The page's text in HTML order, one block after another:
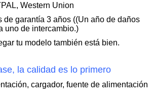
Western Union
de garantía 3 años ((Un año de daños
uno de intercambio.)
tu modelo también está bien.
la calidad es lo primero
cargador, fuente de alimentación